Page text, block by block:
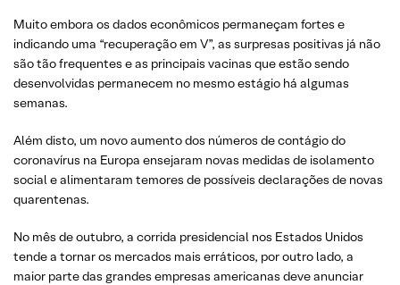
Muito embora os dados econômicos permaneçam fortes e
indicando uma “recuperação em V”, as surpresas positivas já não
são tão frequentes e as principais vacinas que estão sendo
desenvolvidas permanecem no mesmo estágio há algumas
semanas.
Além disto, um novo aumento dos números de contágio do
coronavírus na Europa ensejaram novas medidas de isolamento
social e alimentaram temores de possíveis declarações de novas
quarentenas.
No mês de outubro, a corrida presidencial nos Estados Unidos
tende a tornar os mercados mais erráticos, por outro lado, a
maior parte das grandes empresas americanas deve anunciar